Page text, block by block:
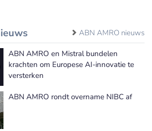
ABN AMRO nieuws
ABN AMRO en Mistral bundelen
krachten om Europese AI-innovatie te
versterken
ABN AMRO rondt overname NIBC af